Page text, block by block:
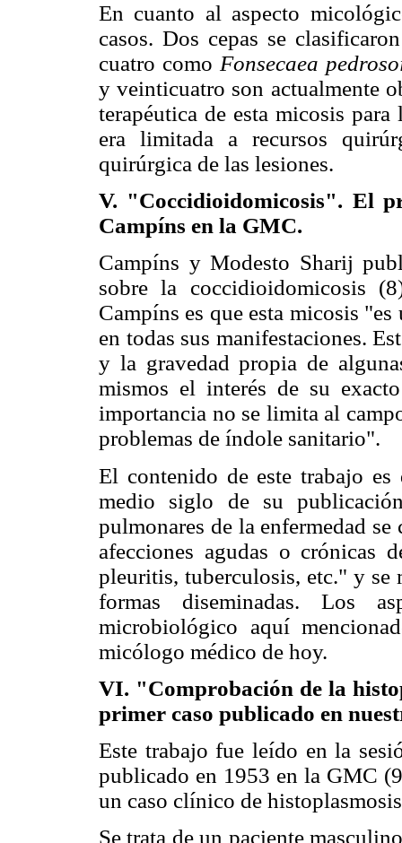
En cuanto al aspecto
casos. Dos cepas se
cuatro como Fonsecaea
y veinticuatro son actualmente
terapéutica de esta micosis
era limitada a recursos
quirúrgica de las lesiones.
V. "Coccidioidomicosis". El
Campíns en la GMC.
Campíns y Modesto Sharij
sobre la coccidioidomicosis
Campíns es que esta micosis
en todas sus manifestaciones.
y la gravedad propia de
mismos el interés de su
importancia no se limita al
problemas de índole sanitario".
El contenido de este trabajo
medio siglo de su
pulmonares de la enfermedad
afecciones agudas o crónicas
pleuritis, tuberculosis, etc." y se
formas diseminadas. Los
microbiológico aquí
micólogo médico de hoy.
VI. "Comprobación de la
primer caso publicado en
Este trabajo fue leído en la
publicado en 1953 en la GMC
un caso clínico de
Se trata de un paciente